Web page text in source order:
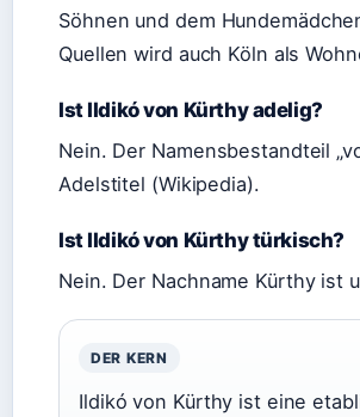
Söhnen und dem
Quellen wird auch Köln als
Ist Ildikó von Kürthy adelig?
Nein. Der Namensbestandteil
Adelstitel (Wikipedia).
Ist Ildikó von Kürthy türkisch?
Nein. Der Nachname Kürthy ist
DER KERN
Ildikó von Kürthy ist eine